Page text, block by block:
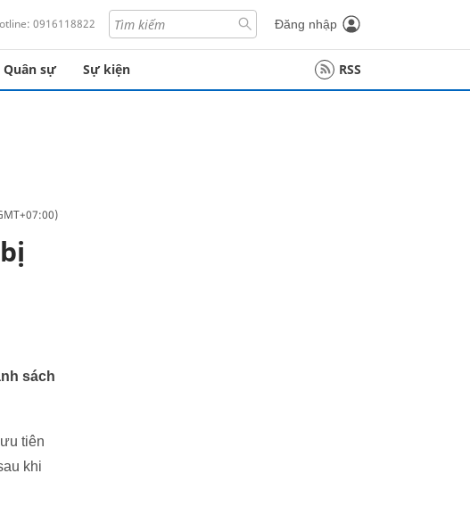
0916118822 Đăng nhập
Quân sự Sự kiện RSS
sách
tiên
khi